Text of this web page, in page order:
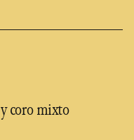
coro mixto